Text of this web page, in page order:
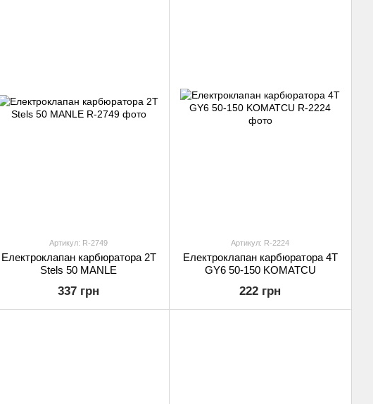
Артикул: R-2749
Електроклапан карбюратора 2T
Stels 50 MANLE
337 грн
Артикул: R-2224
Електроклапан карбюратора 4T
GY6 50-150 KOMATCU
222 грн